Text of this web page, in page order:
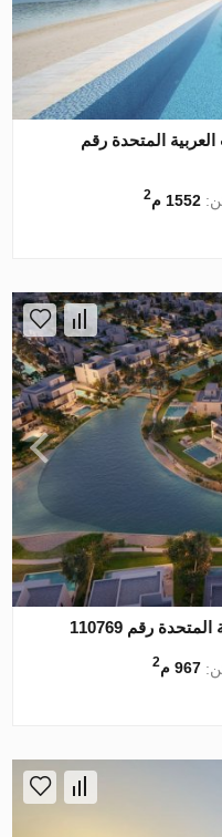
العربية المتحدة رقم
1552 م 2
رقم 110769
967 م 2